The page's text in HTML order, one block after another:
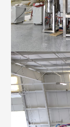
玻璃反应釜用途有
玻璃反应釜厂家